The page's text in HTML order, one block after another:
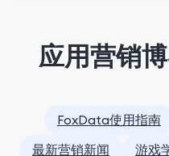
应用营销
FoxData使用指南
最新营销新闻
游戏